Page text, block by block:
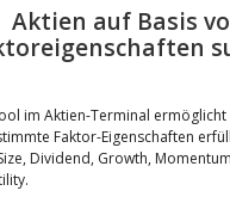
Aktien auf Basis
im Aktien-Terminal ermöglicht
Faktor-Eigenschaften
Dividend, Growth,